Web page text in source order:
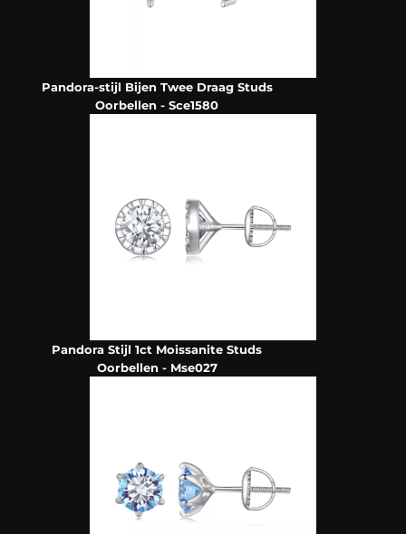
Pandora-stijl Bijen Twee Draag Studs
Oorbellen - Sce1580
Pandora Stijl 1ct Moissanite Studs
Oorbellen - Mse027